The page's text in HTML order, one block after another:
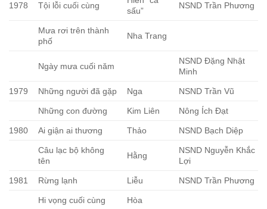
1978 Tội lỗi cuối cùng
sấu”
NSND Trần Phương
Mưa rơi trên thành
phố
Nha Trang
Ngày mưa cuối năm
NSND Đặng Nhật
Minh
1979 Những người đã gặp Nga NSND Trần Vũ
Những con đường Kim Liên Nông Ích Đạt
1980 Ai giận ai thương Thảo NSND Bạch Diệp
Câu lạc bộ không
tên
Hằng
NSND Nguyễn Khắc
Lợi
1981 Rừng lạnh Liễu NSND Trần Phương
Hi vọng cuối cùng Hòa